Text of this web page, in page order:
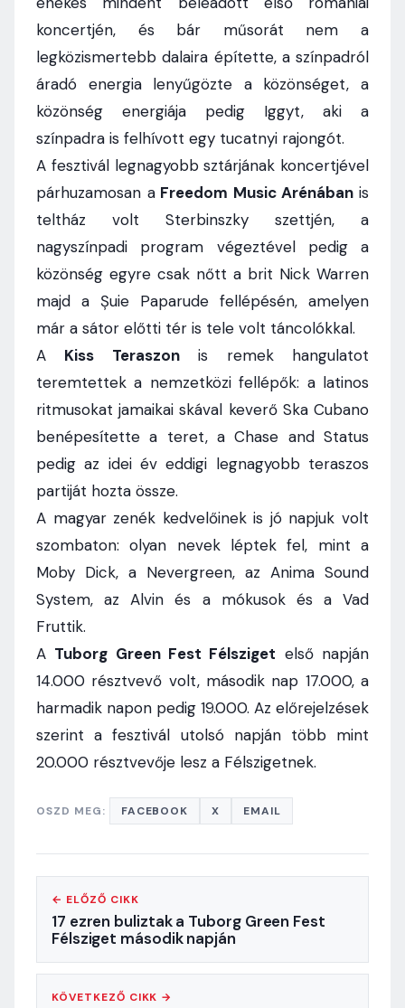
koncertjén, és bár műsorát nem a
legközismertebb dalaira építette, a színpadról
áradó energia lenyűgözte a közönséget, a
közönség energiája pedig Iggyt, aki a
színpadra is felhívott egy tucatnyi rajongót.
A fesztivál legnagyobb sztárjának koncertjével
párhuzamosan aFreedom Music Arénábanis
teltház volt Sterbinszky szettjén, a
nagyszínpadi program végeztével pedig a
közönség egyre csak nőtt a brit Nick Warren
majd a Șuie Paparude fellépésén, amelyen
már a sátor előtti tér is tele volt táncolókkal.
A Kiss Teraszonis remek hangulatot
teremtettek a nemzetközi fellépők: a latinos
ritmusokat jamaikai skával keverő Ska Cubano
benépesítette a teret, a Chase and Status
pedig az idei év eddigi legnagyobb teraszos
partiját hozta össze.
A magyar zenék kedvelőinek is jó napjuk volt
szombaton: olyan nevek léptek fel, mint a
Moby Dick, a Nevergreen, az Anima Sound
System, az Alvin és a mókusok és a Vad
Fruttik.
A Tuborg Green Fest Félsziget első napján
14.000 résztvevő volt, második nap 17.000, a
harmadik napon pedig 19.000. Az előrejelzések
szerint a fesztivál utolsó napján több mint
20.000 résztvevője lesz a Félszigetnek.
OSZD MEG: FACEBOOK X EMAIL
← ELŐZŐ CIKK
17 ezren buliztak a Tuborg Green Fest
Félsziget második napján
KÖVETKEZŐ CIKK →